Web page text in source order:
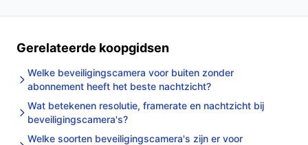
Gerelateerde koopgidsen
Welke beveiligingscamera voor buiten zonder
abonnement heeft het beste nachtzicht?
Wat betekenen resolutie, framerate en nachtzicht bij
beveiligingscamera's?
Welke soorten beveiligingscamera's zijn er voor